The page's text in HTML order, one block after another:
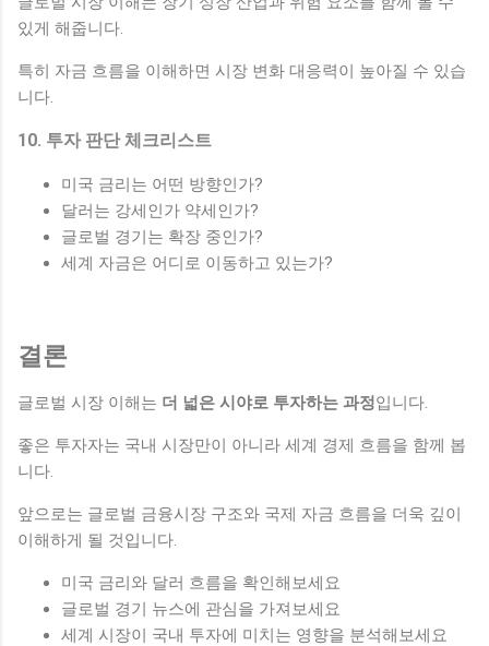
있게 해줍니다.
특히 자금 흐름을 이해하면 시장 변화 대응력이 높아질 수 있습
니다.
10. 투자 판단 체크리스트
미국 금리는 어떤 방향인가?
달러는 강세인가 약세인가?
글로벌 경기는 확장 중인가?
세계 자금은 어디로 이동하고 있는가?
결론
글로벌 시장 이해는 더 넓은 시야로 투자하는 과정입니다.
좋은 투자자는 국내 시장만이 아니라 세계 경제 흐름을 함께 봅
니다.
앞으로는 글로벌 금융시장 구조와 국제 자금 흐름을 더욱 깊이
이해하게 될 것입니다.
미국 금리와 달러 흐름을 확인해보세요
글로벌 경기 뉴스에 관심을 가져보세요
세계 시장이 국내 투자에 미치는 영향을 분석해보세요